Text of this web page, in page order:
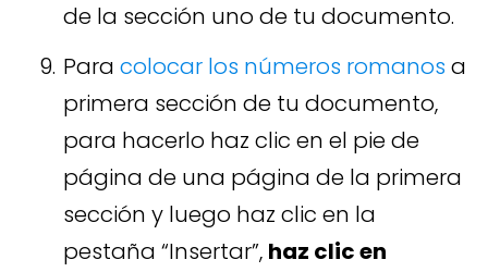
de la sección uno de tu documento.
Para colocar los números romanos a
primera sección de tu documento,
para hacerlo haz clic en el pie de
página de una página de la primera
sección y luego haz clic en la
pestaña “Insertar”, haz clic en